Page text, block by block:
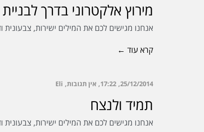
מירוץ אלקטרוני בדרך
אנחנו מגישים לכם את המילים ישירות,
קרא עוד ←
25/12/2014
17:22 אין תגובות Eli
תמיד ולנצח
אנחנו מגישים לכם את המילים ישירות,